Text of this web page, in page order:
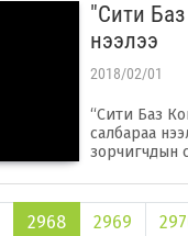
"Сити
нээлээ
2018/02/01
“Сити Баз
салбараа
зорчигчдын
2968 2969